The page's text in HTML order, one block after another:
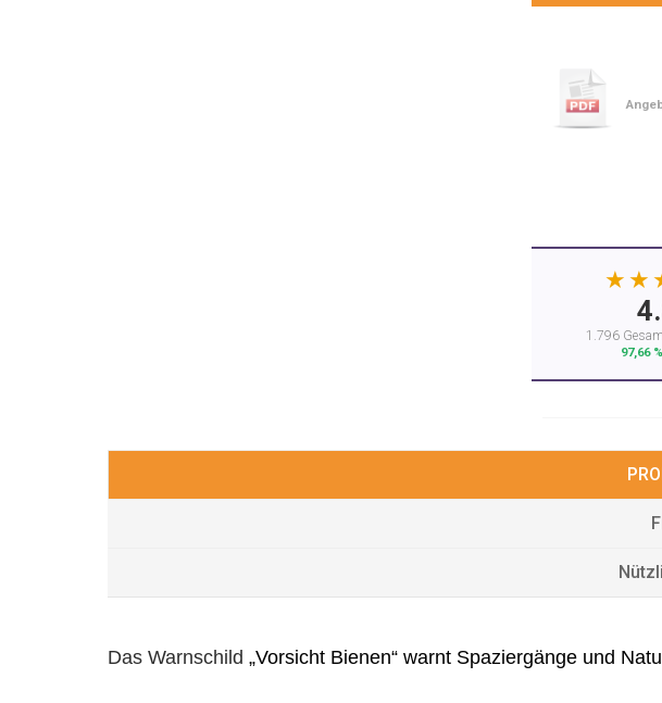
1.796
97,66
Das Warnschild„Vorsicht Bienen“ warnt Spaziergänge und